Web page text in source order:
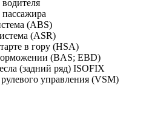
(ABS)
(ASR)
в гору (HSA)
(BAS; EBD)
(задний ряд) ISOFIX
управления (VSM)